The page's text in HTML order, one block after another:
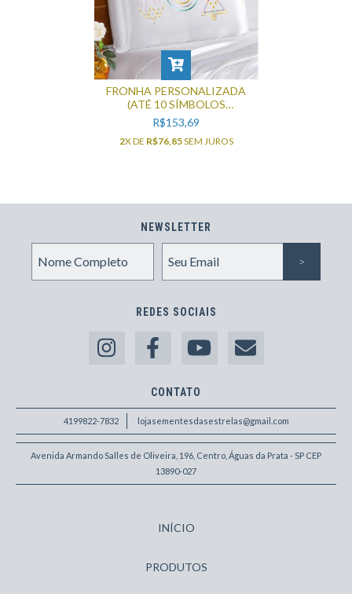
FRONHA PERSONALIZADA
(ATÉ 10 SÍMBOLOS
GEOMÉTRICOS DE CURA)
R$153,69
2X DE R$76,85SEM JUROS
NEWSLETTER
REDES SOCIAIS
CONTATO
4199822-7832 lojasementesdasestrelas@gmail.com
Avenida Armando Salles de Oliveira, 196, Centro, Águas da Prata - SP CEP
13890-027
INÍCIO
PRODUTOS